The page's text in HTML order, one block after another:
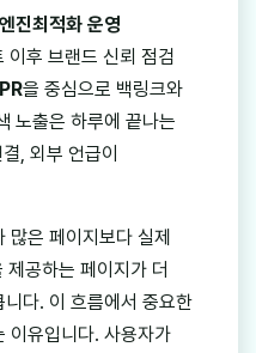
진최적화 운영
이후 브랜드 신뢰 점검
을 중심으로 백링크와
노출은 하루에 끝나는
, 외부 언급이
많은 페이지보다 실제
공하는 페이지가 더
다. 이 흐름에서 중요한
이유입니다. 사용자가